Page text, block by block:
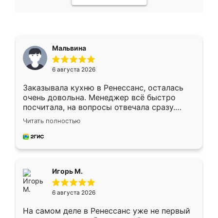
Мальвина
6 августа 2026
Заказывала кухню в Ренессанс, осталась
очень довольна. Менеджер всё быстро
посчитала, на вопросы отвечала сразу.
Замерщик приехал в субботу, подошёл к
делу со всей ответственностью. Собрали
за день, ребята работали аккуратно, даже
Читать полностью
Игорь М.
6 августа 2026
На самом деле в Ренессанс уже не первый